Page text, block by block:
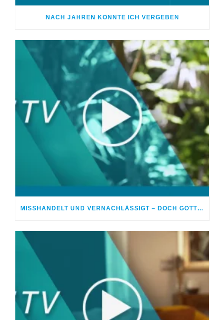
NACH JAHREN KONNTE ICH VERGEBEN
MISSHANDELT UND VERNACHLÄSSIGT – DOCH GOTT HEILTE MEINE WUNDEN